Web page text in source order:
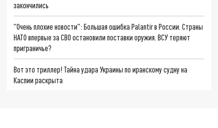
закончились
"Очень плохие новости": Большая ошибка Palantir в России. Страны
НАТО впервые за СВО остановили поставки оружия. ВСУ теряют
приграничье?
Вот это триллер! Тайна удара Украины по иранскому судну на
Каспии раскрыта